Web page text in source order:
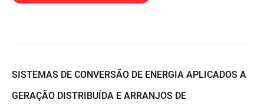
SISTEMAS DE CONVERSÃO DE ENERGIA APLICADOS A
GERAÇÃO DISTRIBUÍDA E ARRANJOS DE